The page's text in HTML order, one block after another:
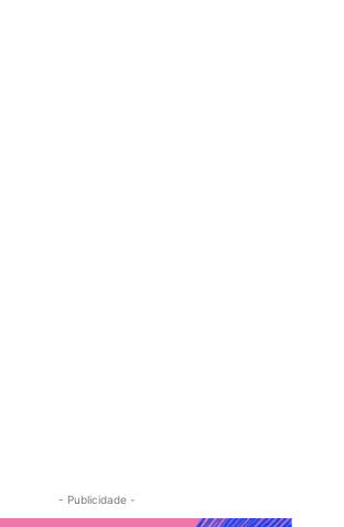
- Publicidade -